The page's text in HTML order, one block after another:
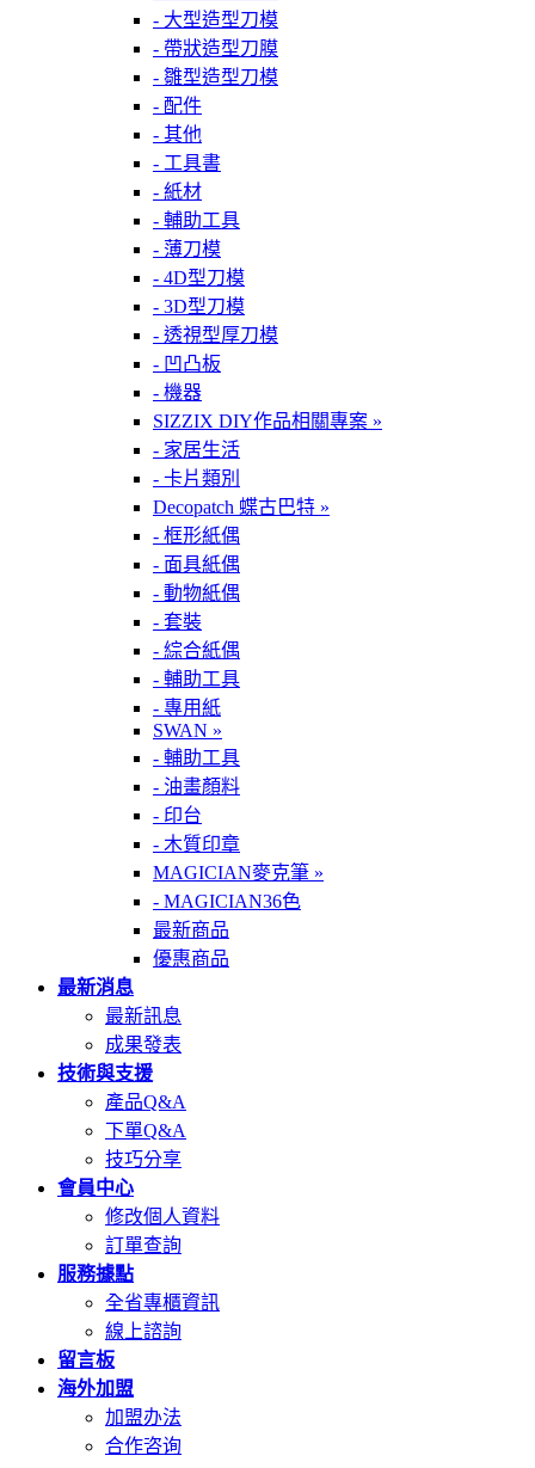
- 大型造型刀模
- 帶狀造型刀膜
- 雛型造型刀模
- 配件
- 其他
- 工具書
- 紙材
- 輔助工具
- 薄刀模
- 4D型刀模
- 3D型刀模
- 透視型厚刀模
- 凹凸板
- 機器
SIZZIX DIY作品相關專案 »
- 家居生活
- 卡片類別
Decopatch 蝶古巴特 »
- 框形紙偶
- 面具紙偶
- 動物紙偶
- 套裝
- 綜合紙偶
- 輔助工具
- 專用紙
SWAN »
- 輔助工具
- 油畫顏料
- 印台
- 木質印章
MAGICIAN麥克筆 »
- MAGICIAN36色
最新商品
優惠商品
最新消息
最新訊息
成果發表
技術與支援
產品Q&A
下單Q&A
技巧分享
會員中心
修改個人資料
訂單查詢
服務據點
全省專櫃資訊
線上諮詢
留言板
海外加盟
加盟办法
合作咨询